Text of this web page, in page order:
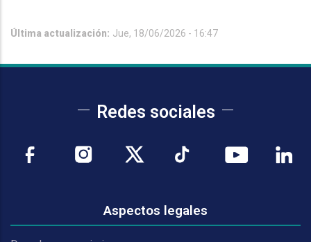
Última actualización: Jue, 18/06/2026 - 16:47
Redes sociales
Aspectos legales